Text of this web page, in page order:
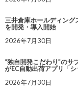
三井倉庫ホールディング
を開発・導入開始
2026年7月30日
“独自開発こだわり”のサ
がEC自動出荷アプリ「
2026年7月30日